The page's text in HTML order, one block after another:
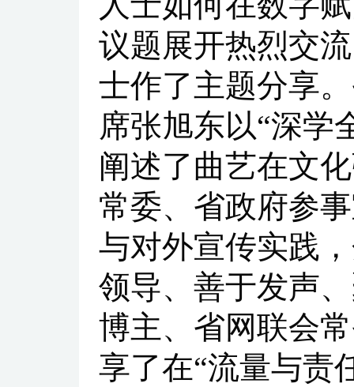
议题展开热烈交
士作了主题分享
席张旭东以“深学
阐述了曲艺在文
常委、省政府参
与对外宣传实践
领导、善于发声
博主、省网联会
享了在“流量与责